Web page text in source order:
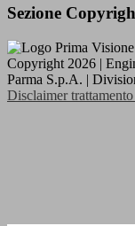
Sezione
Copyright 2026 |
Parma S.p.A. |
Disclaimer